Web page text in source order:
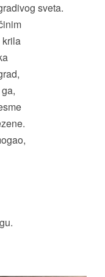
sveta.
krila